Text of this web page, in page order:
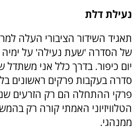
נעילת דלת
תאגיד השידור הציבורי העלה
של הסדרה 'שעת נעילה' על
יום כיפור. בדרך כלל אני
סדרה בעקבות פרקים ראשונים
פרקי ההתחלה הם רק הזרעים
הטלוויזיוני האמתי קורה רק
ממנהגי.